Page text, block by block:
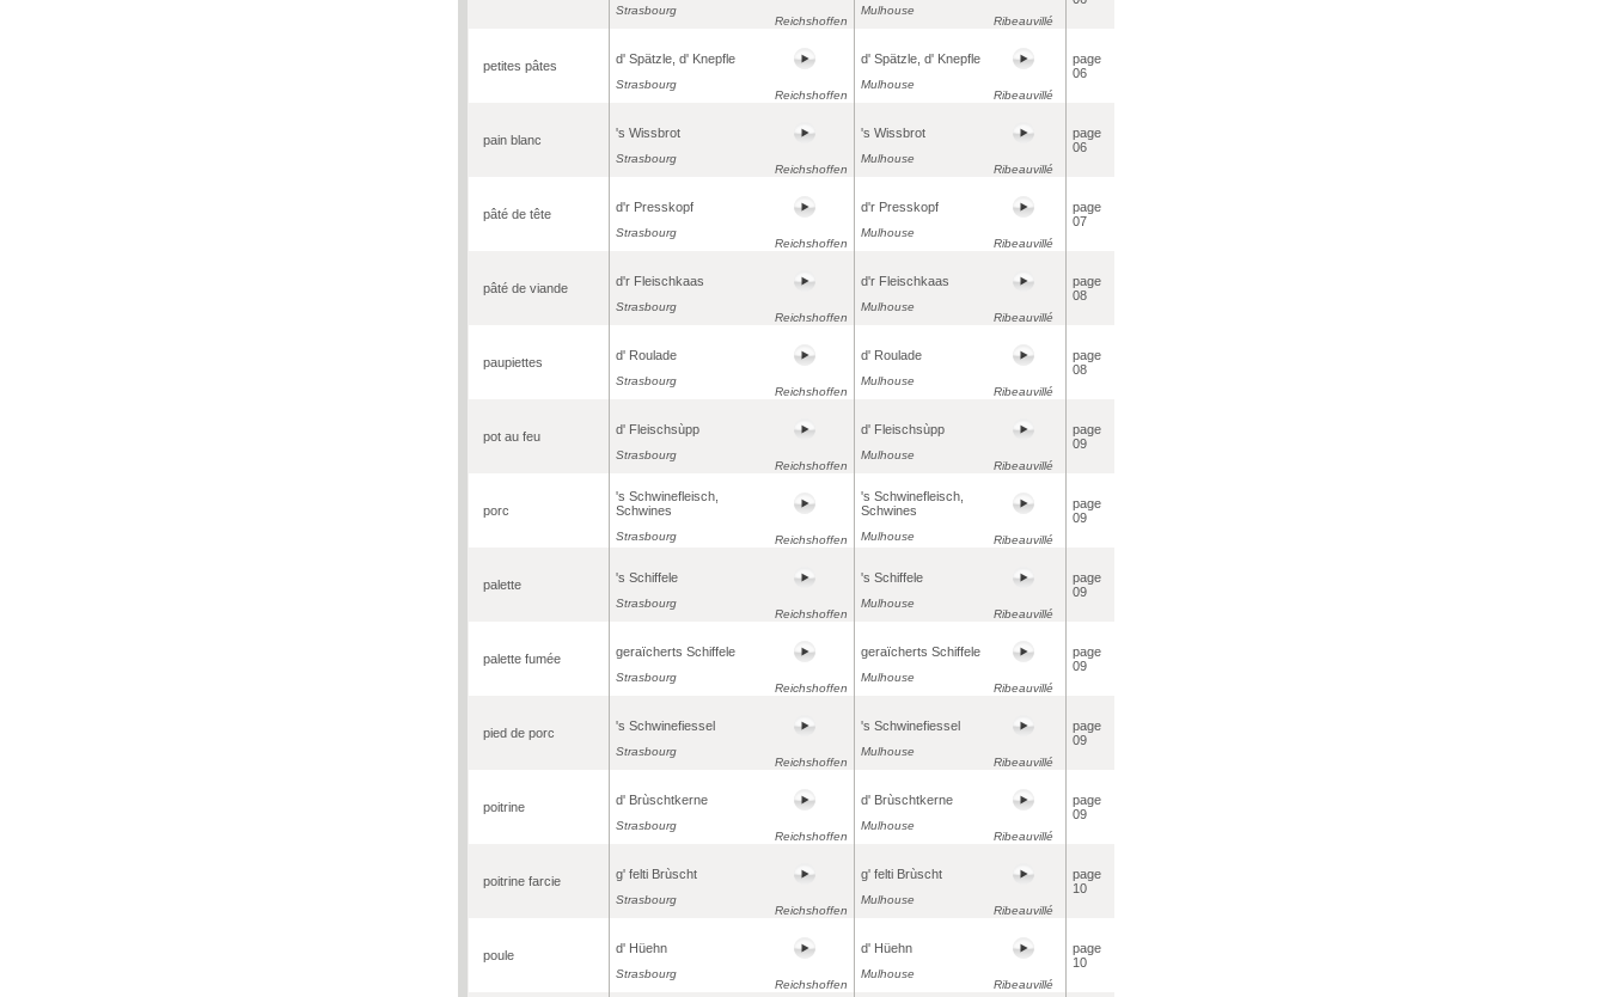
Strasbourg
Reichshoffen
Mulhouse
Ribeauvillé
petites pâtes d' Spätzle, d' Knepfle
Strasbourg
Reichshoffen
d' Spätzle, d' Knepfle
Mulhouse
Ribeauvillé
page
06
pain blanc 's Wissbrot
Strasbourg
Reichshoffen
's Wissbrot
Mulhouse
Ribeauvillé
page
06
pâté de tête d'r Presskopf
Strasbourg
Reichshoffen
d'r Presskopf
Mulhouse
Ribeauvillé
page
07
pâté de viande d'r Fleischkaas
Strasbourg
Reichshoffen
d'r Fleischkaas
Mulhouse
Ribeauvillé
page
08
paupiettes d' Roulade
Strasbourg
Reichshoffen
d' Roulade
Mulhouse
Ribeauvillé
page
08
pot au feu d' Fleischsùpp
Strasbourg
Reichshoffen
d' Fleischsùpp
Mulhouse
Ribeauvillé
page
09
porc
's Schwinefleisch,
Schwines
Strasbourg Reichshoffen
's Schwinefleisch,
Schwines
Mulhouse Ribeauvillé
page
09
palette 's Schiffele
Strasbourg
Reichshoffen
's Schiffele
Mulhouse
Ribeauvillé
page
09
palette fumée geraïcherts Schiffele
Strasbourg
Reichshoffen
geraïcherts Schiffele
Mulhouse
Ribeauvillé
page
09
pied de porc 's Schwinefiessel
Strasbourg
Reichshoffen
's Schwinefiessel
Mulhouse
Ribeauvillé
page
09
poitrine d' Brùschtkerne
Strasbourg
Reichshoffen
d' Brùschtkerne
Mulhouse
Ribeauvillé
page
09
poitrine farcie g' felti Brùscht
Strasbourg
Reichshoffen
g' felti Brùscht
Mulhouse
Ribeauvillé
page
10
poule d' Hüehn
Strasbourg
Reichshoffen
d' Hüehn
Mulhouse
Ribeauvillé
page
10